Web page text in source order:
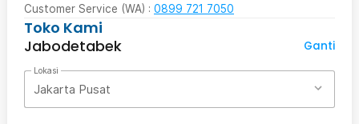
Customer Service (WA) : 0899 721 7050
Toko Kami
Jabodetabek
Ganti
Lokasi
Jakarta Pusat